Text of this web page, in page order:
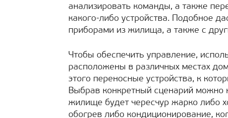
анализировать команды, а также
какого-либо устройства. Подобное
приборами из жилища, а также с
Чтобы обеспечить управление,
расположены в различных местах
этого переносные устройства, к
Выбрав конкретный сценарий можно
жилище будет чересчур жарко либо
обогрев либо кондиционирование,